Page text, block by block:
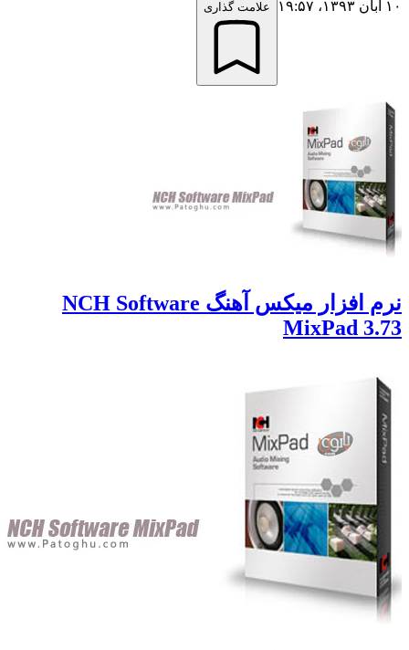
علامت گذاری
نرم افزار میکس آهنگ NCH Software
MixPad